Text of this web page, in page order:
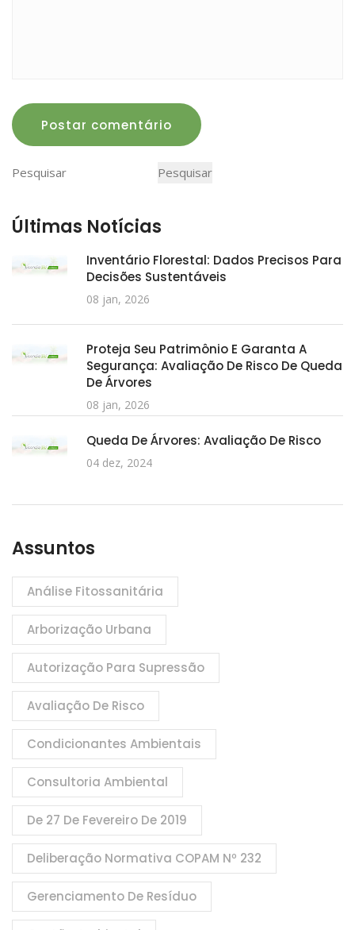
Postar comentário
Pesquisar
Pesquisar
Últimas Notícias
Inventário Florestal: Dados Precisos Para
Decisões Sustentáveis
08 jan, 2026
Proteja Seu Patrimônio E Garanta A
Segurança: Avaliação De Risco De Queda
De Árvores
08 jan, 2026
Queda De Árvores: Avaliação De Risco
04 dez, 2024
Assuntos
Análise Fitossanitária
Arborização Urbana
Autorização Para Supressão
Avaliação De Risco
Condicionantes Ambientais
Consultoria Ambiental
De 27 De Fevereiro De 2019
Deliberação Normativa COPAM Nº 232
Gerenciamento De Resíduo